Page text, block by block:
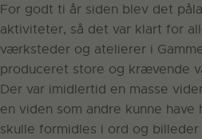
For godt ti år siden blev det
aktiviteter, så det var klart for
værksteder og atelierer i
produceret store og krævende
Der var imidlertid en masse
en viden som andre kunne
skulle formidles i ord og